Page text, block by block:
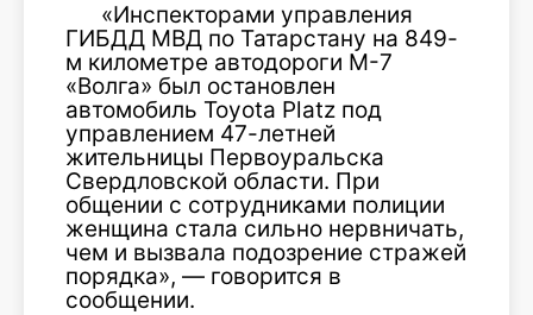
«Инспекторами управления
ГИБДД МВД по Татарстану на 849-
м километре автодороги М-7
«Волга» был остановлен
автомобиль Toyota Platz под
управлением 47-летней
жительницы Первоуральска
Свердловской области. При
общении с сотрудниками полиции
женщина стала сильно нервничать,
чем и вызвала подозрение стражей
порядка», — говорится в
сообщении.